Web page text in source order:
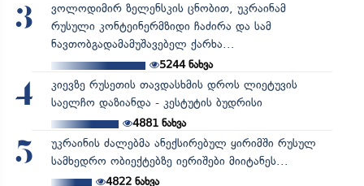
3
ვოლოდიმირ ზელენსკის ცნობით, უკრაინამ
რუსული კონტეინერმზიდი ჩაძირა და სამ
ნავთობგადამამუშავებელ ქარხა...
5244ნახვა
4
კიევზე რუსეთის თავდასხმის დროს ლიეტუვის
საელჩო დაზიანდა - კესტუტის ბუდრისი
4881ნახვა
5
უკრაინის ძალებმა ანექსირებულ ყირიმში რუსულ
სამხედრო ობიექტებზე იერიშები მიიტანეს...
4822ნახვა